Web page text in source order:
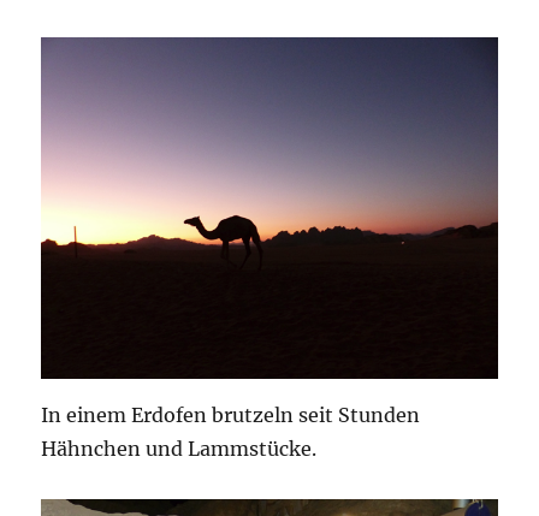
In einem Erdofen brutzeln seit Stunden
Hähnchen und Lammstücke.